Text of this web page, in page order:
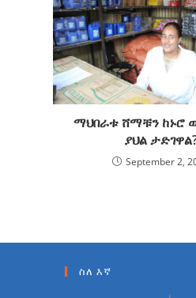
ማህበራቱ ሸማቹን ከኑሮ
ያህል
September 2,
ስለ እኛ